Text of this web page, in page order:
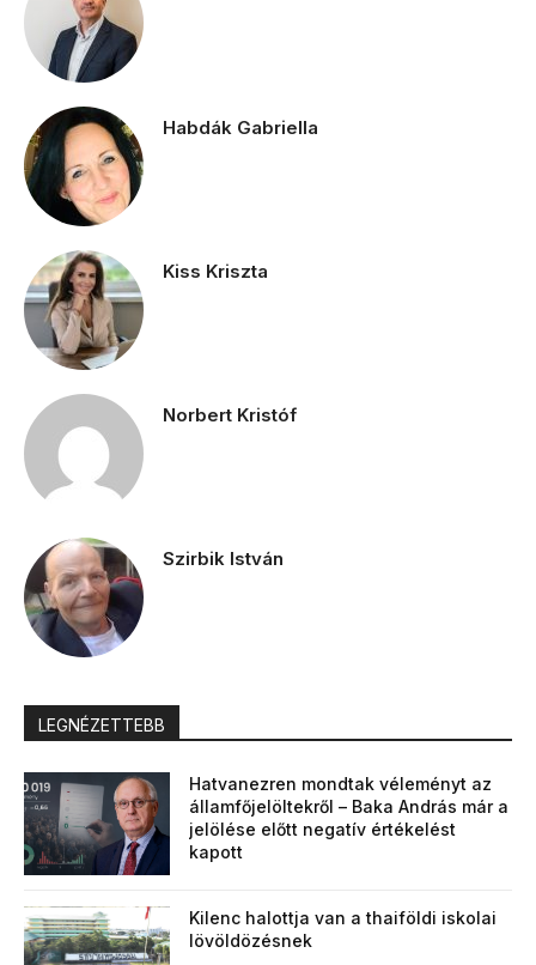
Habdák Gabriella
Kiss Kriszta
Norbert Kristóf
Szirbik István
LEGNÉZETTEBB
Hatvanezren mondtak véleményt az
államfőjelöltekről – Baka András már a
jelölése előtt negatív értékelést
kapott
Kilenc halottja van a thaiföldi iskolai
lövöldözésnek